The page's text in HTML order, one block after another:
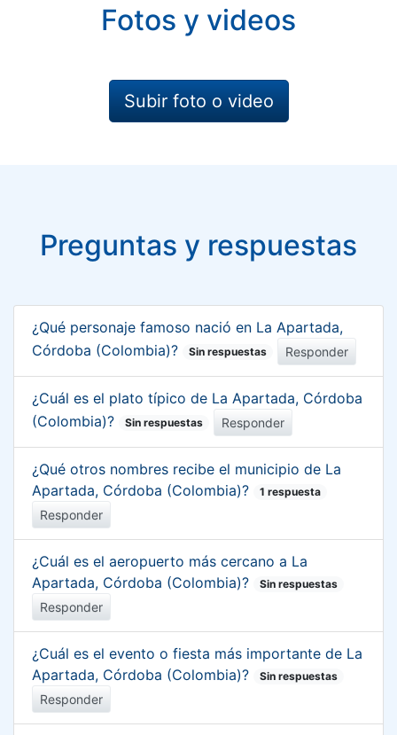
Fotos y videos
Subir foto o video
Preguntas y respuestas
¿Qué personaje famoso nació en La Apartada,
Córdoba (Colombia)?
Sin respuestas Responder
¿Cuál es el plato típico de La Apartada, Córdoba
(Colombia)?
Sin respuestas Responder
¿Qué otros nombres recibe el municipio de La
Apartada, Córdoba (Colombia)?
1 respuesta
Responder
¿Cuál es el aeropuerto más cercano a La
Apartada, Córdoba (Colombia)?
Sin respuestas
Responder
¿Cuál es el evento o fiesta más importante de La
Apartada, Córdoba (Colombia)?
Sin respuestas
Responder